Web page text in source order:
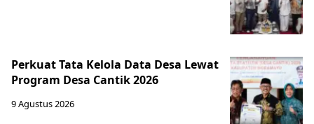
Perkuat Tata Kelola Data Desa Lewat
Program Desa Cantik 2026
9 Agustus 2026